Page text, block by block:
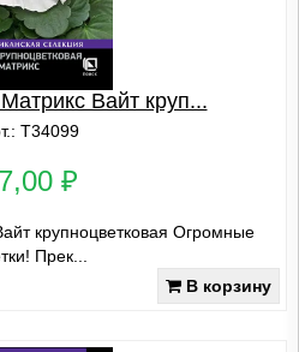
Вайт круп...
Т34099
₽
крупноцветковая Огромные
Прек...
В корзину